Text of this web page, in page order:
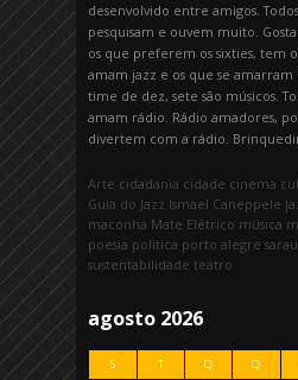
desenvolvido entre amigos.
pesquisam e ouvem muito.
os que preferem os sixties, tem
amam jazz e os que se
time de dez, sete são músicos.
amam rádio. Rádio amadores,
divertem com a rádio.
Arte cidadania cidade cinema
Guia do Jazz Ismael Caneppele
maconha Mate Elétrico música
poesia política porto alegre sarau
sustentabilidade teatro
agosto 2026
S T Q Q